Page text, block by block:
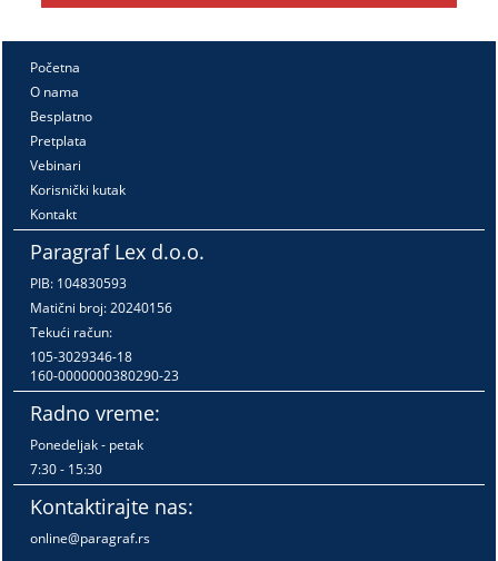
Početna
O nama
Besplatno
Pretplata
Vebinari
Korisnički kutak
Kontakt
Paragraf Lex d.o.o.
PIB: 104830593
Matični broj: 20240156
Tekući račun:
105-3029346-18
160-0000000380290-23
Radno vreme:
Ponedeljak - petak
7:30 - 15:30
Kontaktirajte nas:
online@paragraf.rs